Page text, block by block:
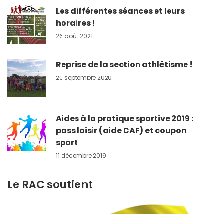
Les différentes séances et leurs
horaires !
26 août 2021
Reprise de la section athlétisme !
20 septembre 2020
Aides à la pratique sportive 2019 :
pass loisir (aide CAF) et coupon
sport
11 décembre 2019
Le RAC soutient